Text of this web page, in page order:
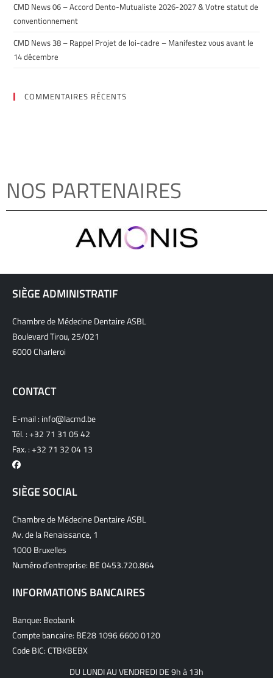
CMD News 06 – Accord Dento-Mutualiste 2026-2027 & Votre statut de
conventionnement
CMD News 38 – Rappel Projet de loi-cadre – Manifestez vous avant le
14 décembre
COMMENTAIRES RÉCENTS
NOS PARTENAIRES
SIÈGE ADMINISTRATIF
Chambre de Médecine Dentaire ASBL
Boulevard Tirou, 25/021
6000 Charleroi
CONTACT
E-mail : info@lacmd.be
Tél. :+32 71 31 05 42
Fax. : +32 71 32 04 13
SIÈGE SOCIAL
Chambre de Médecine Dentaire ASBL
Av. de la Renaissance, 1
1000 Bruxelles
Numéro d’entreprise: BE 0453.720.864
INFORMATIONS BANCAIRES
Banque: Beobank
Compte bancaire: BE28 1096 6600 0120
Code BIC: CTBKBEBX
DU LUNDI AU VENDREDI DE 9h à 13h